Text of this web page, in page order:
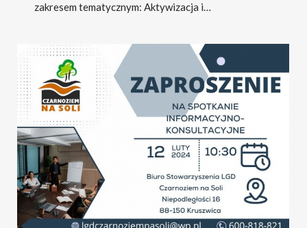
zakresem tematycznym: Aktywizacja i…